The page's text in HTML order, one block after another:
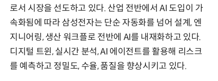
로서 시장을 선도하고 있다. 산업 전반에서 AI 도입이 가
속화됨에 따라 삼성전자는 단순 자동화를 넘어 설계, 엔
지니어링, 생산 워크플로 전반에 AI를 내재화하고 있다.
디지털 트윈, 실시간 분석, AI 에이전트를 활용해 리스크
를 예측하고 정밀도, 수율, 품질을 향상시키고 있다.